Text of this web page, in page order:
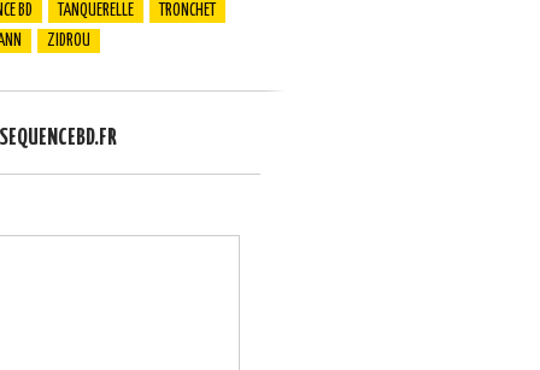
BD
TANQUERELLE
TRONCHET
ZIDROU